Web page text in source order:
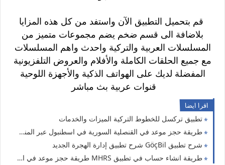
قم بتحميل التطبيق الآن واستفد من كل هذه المزايا
بلاضافة الى قسم ضخم يضم مجموعات متميز من
المسلسلات العربية والتركية واحدث واهم المسلسلات
مع جميع الحلقات الكاملة والأفلام والعروض التلفزيونية
المفضلة لديك على الهواتف الذكية والأجهزة اللوحية
قنوات عربية بث مباشر
اقرا ايضا
تطبيق تركسل للخطوط التركية الميزات والخدمات
طريقة حجز موعد في القنصلية السورية في اسطنبول عبر المنصة
شرح تطبيق GöçBil شرح تطبيق إدارة الهجرة الجديد
طريقة انشاء حساب في تطبيق MHRS طريقة حجز موعد في المشافي التركية